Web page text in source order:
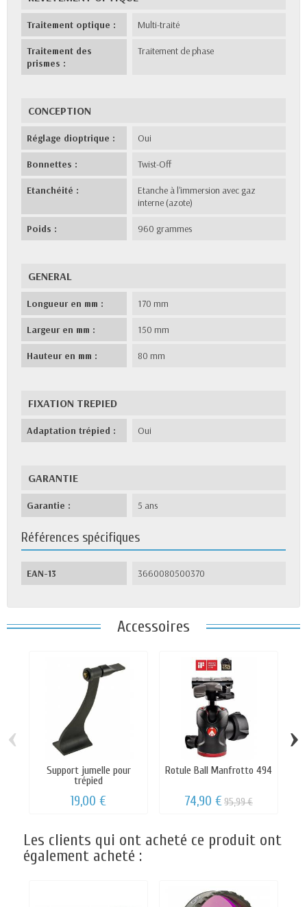
Traitement optique : Multi-traité
Traitement des
prismes :
Traitement de phase
CONCEPTION
Réglage dioptrique : Oui
Bonnettes : Twist-Off
Etanchéité :
Etanche à l'immersion avec gaz
interne (azote)
Poids : 960 grammes
GENERAL
Longueur en mm : 170 mm
Largeur en mm : 150 mm
Hauteur en mm : 80 mm
FIXATION TREPIED
Adaptation trépied : Oui
GARANTIE
Garantie : 5 ans
Références spécifiques
EAN-13 3660080500370
Accessoires
Support jumelle pour
trépied
19,00 €
Rotule Ball Manfrotto 494
74,90 €95,99 €
‹ ›
Les clients qui ont acheté ce produit ont
également acheté :